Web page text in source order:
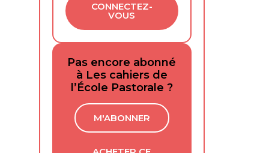
CONNECTEZ-
VOUS
Pas encore abonné
à Les cahiers de
l’École Pastorale ?
M'ABONNER